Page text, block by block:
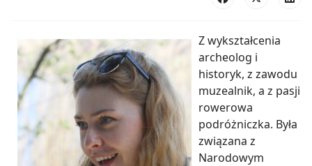
Z wykształcenia
archeolog i
historyk, z zawodu
muzealnik, a z pasji
rowerowa
podróżniczka. Była
związana z
Narodowym